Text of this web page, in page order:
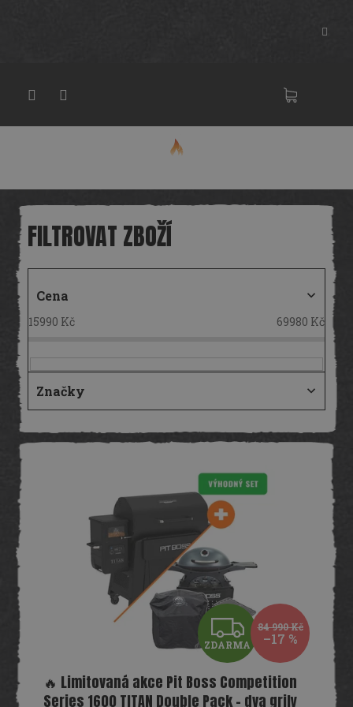
Cena
15990 Kč 69980 Kč
Značky
Z
D
A
ZDARMA
84 990 Kč
–17 %
🔥 Limitovaná akce Pit Boss Competition
Series 1600 TITAN Double Pack – dva grily